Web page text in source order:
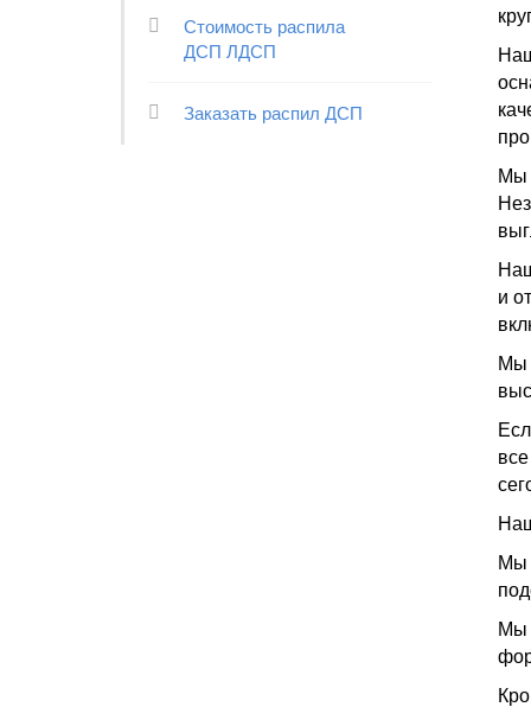
Стоимость распила
ДСП ЛДСП
Заказать распил ДСП
Мы
и
Мы
Мы
Мы